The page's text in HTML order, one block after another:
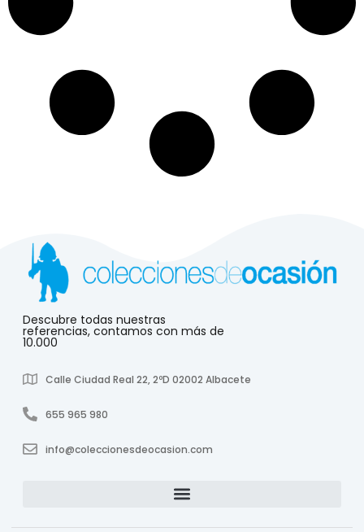
Descubre todas nuestras
referencias, contamos con más de
10.000
Calle Ciudad Real 22, 2ºD 02002 Albacete
655 965 980
info@coleccionesdeocasion.com